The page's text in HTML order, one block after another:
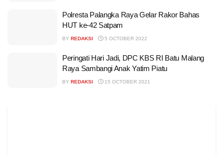
Polresta Palangka Raya Gelar Rakor Bahas
HUT ke-42 Satpam
BY REDAKSI 5 OCTOBER 2022
Peringati Hari Jadi, DPC KBS RI Batu Malang
Raya Sambangi Anak Yatim Piatu
BY REDAKSI 15 OCTOBER 2021